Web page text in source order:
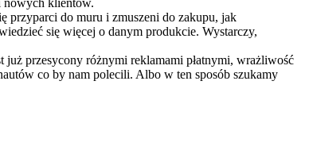
przyparci do muru i zmuszeni do zakupu, jak
się więcej o danym produkcie. Wystarczy,
przesycony różnymi reklamami płatnymi, wrażliwość
co by nam polecili. Albo w ten sposób szukamy